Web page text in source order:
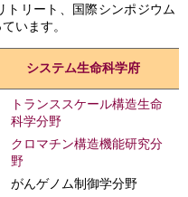
トリート、国際シンポジウム
います。
システム生命科学府
トランススケール構造生命
科学分野
クロマチン構造機能研究分
野
がんゲノム制御学分野